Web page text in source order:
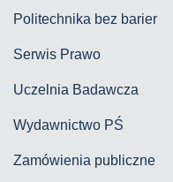
Politechnika bez barier
Serwis Prawo
Uczelnia Badawcza
Wydawnictwo PŚ
Zamówienia publiczne